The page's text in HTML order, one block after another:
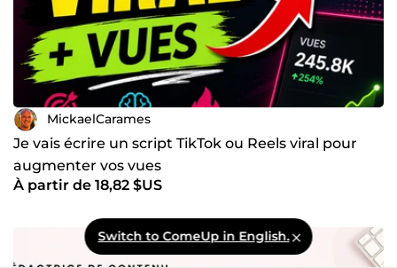
MickaelCarames
Je vais écrire un script TikTok ou Reels viral pour
augmenter vos vues
À partir de 18,82 $US
Switch to ComeUp in English.